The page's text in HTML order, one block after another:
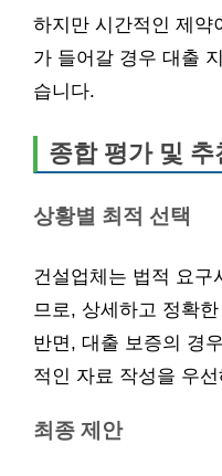
하지만 시간적인 제약
가 들어갈 경우 대출
습니다.
종합 평가 및 추
상황별 최적 선택
건설업체는 법적 요구
므로, 상세하고 정확
반면, 대출 보증의 경
적인 자료 작성을 우
최종 제안